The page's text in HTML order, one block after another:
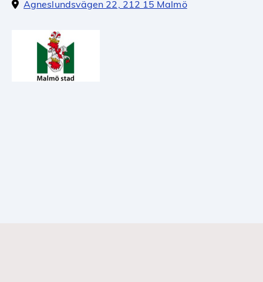
Agneslundsvägen 22, 212 15 Malmö